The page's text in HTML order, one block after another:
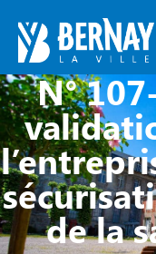
N°
de la